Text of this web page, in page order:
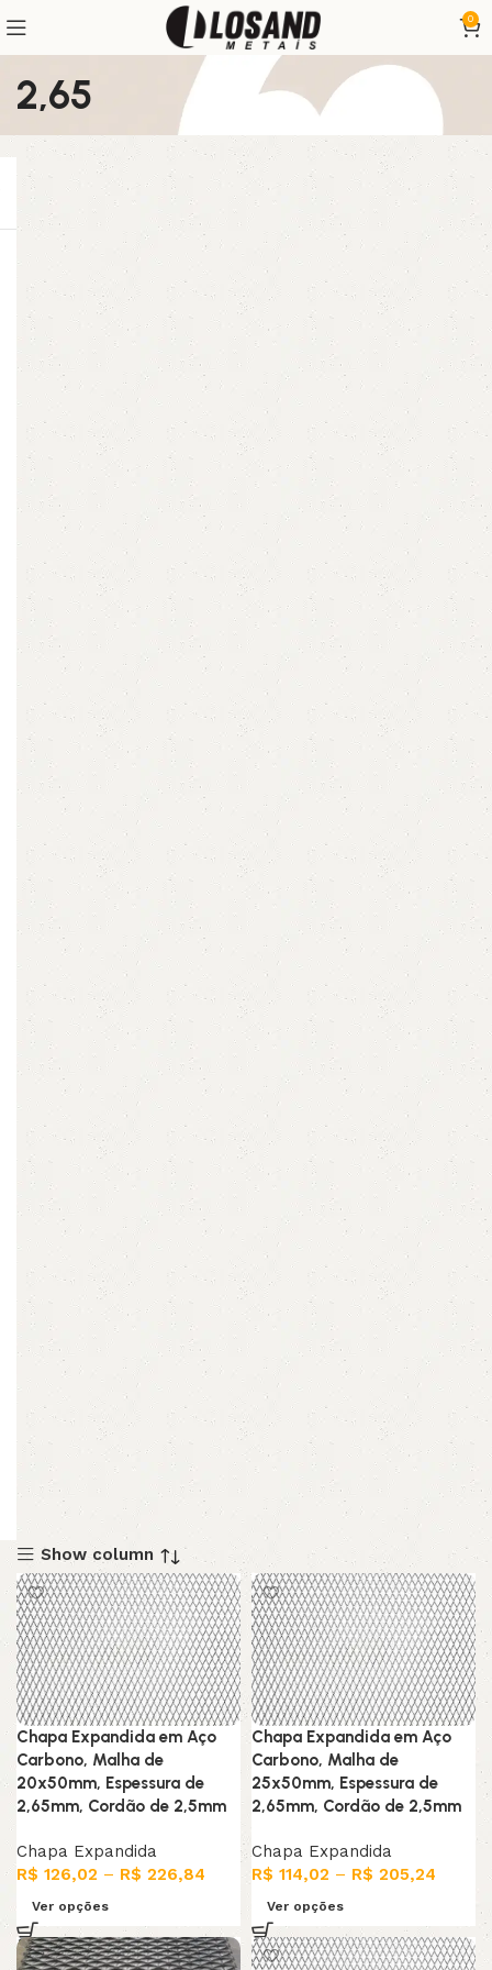
0
2,65
Show column
Chapa Expandida em Aço
Carbono, Malha de
20x50mm, Espessura de
2,65mm, Cordão de 2,5mm
Chapa Expandida
R$ 126,02 – R$ 226,84
Ver opções
Chapa Expandida em Aço
Carbono, Malha de
25x50mm, Espessura de
2,65mm, Cordão de 2,5mm
Chapa Expandida
R$ 114,02 – R$ 205,24
Ver opções